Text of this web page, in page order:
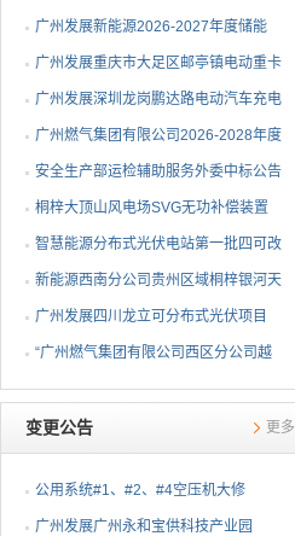
公告
铁股份有限公司分布式光伏发电项目监
理服务中标公告
广州发展新能源2026-2027年度储能
EMS设备ODM代工采购中标公告
广州发展重庆市大足区邮亭镇电动重卡
充电站项目EPC总承包中标公告
广州发展深圳龙岗鹏达路电动汽车充电
站中标公告
广州燃气集团有限公司2026-2028年度
钢制球阀采购项目中标公告
安全生产部运检辅助服务外委中标公告
桐梓大顶山风电场SVG无功补偿装置
升级改造中标公告
智慧能源分布式光伏电站第一批四可改
造外委中标公告
新能源西南分公司贵州区域桐梓银河天
成风力发电有限公司所辖风力电站运维
辅助服务外包中标公告
广州发展四川龙立可分布式光伏项目
EPC总承包中标公告
“广州燃气集团有限公司西区分公司越
秀区青龙坊中压燃气管道改造工程路面
修复工程采购项目”成交结果公告
变更公告 更多
公用系统#1、#2、#4空压机大修
采购结果公告
⼴州发展⼴州永和宝供科技产业园